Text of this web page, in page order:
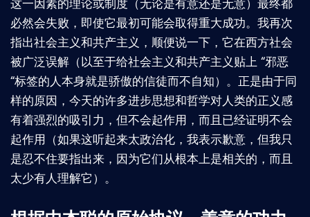
这一因素的理论或制度（无论是有意还是无意）最终都
必然会失败，即使它最初可能会取得重大成功。我再次
指出社会主义和共产主义，顺便说一下，它在西方社会
被广泛误解（以至于给社会主义和共产主义贴上 “邪恶
“标签的人本身就是骄傲的信徒而不自知）。正是由于同
样的原因，今天的许多进步思想和哲学对人类的正义感
有着强烈的吸引力，但不会起作用，而且已经证明不会
起作用（如果这听起来太政治化，我表示歉意，但我只
是忍不住要指出来，因为它们从根本上是相关的，而且
太少有人理解它）。